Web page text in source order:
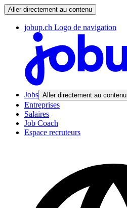
Aller directement au contenu
jobup.ch Logo de navigation
Jobs Aller directement au contenu
Entreprises
Salaires
Job Coach
Espace recruteurs